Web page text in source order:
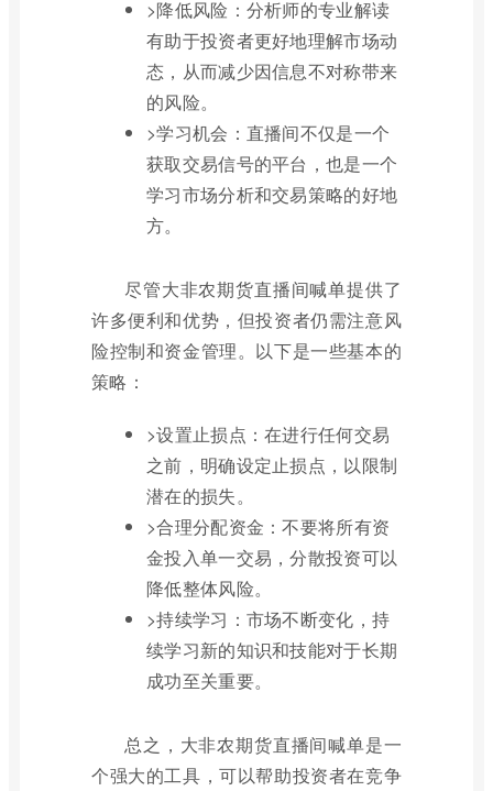
>降低风险：分析师的专业解读
有助于投资者更好地理解市场动
态，从而减少因信息不对称带来
的风险。
>学习机会：直播间不仅是一个
获取交易信号的平台，也是一个
学习市场分析和交易策略的好地
方。
尽管大非农期货直播间喊单提供了
许多便利和优势，但投资者仍需注意风
险控制和资金管理。以下是一些基本的
策略：
>设置止损点：在进行任何交易
之前，明确设定止损点，以限制
潜在的损失。
>合理分配资金：不要将所有资
金投入单一交易，分散投资可以
降低整体风险。
>持续学习：市场不断变化，持
续学习新的知识和技能对于长期
成功至关重要。
总之，大非农期货直播间喊单是一
个强大的工具，可以帮助投资者在竞争